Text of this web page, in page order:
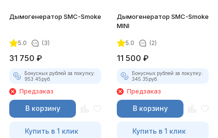
Дымогенератор SMC-Smoke
5.0 (3)
31 750 ₽
Бонусных рублей за покупку:
953.45руб.
Предзаказ
В корзину
Купить в 1 клик
Дымогенератор SMC-Smoke
MINI
5.0 (2)
11 500 ₽
Бонусных рублей за покупку:
345.35руб.
Предзаказ
В корзину
Купить в 1 клик